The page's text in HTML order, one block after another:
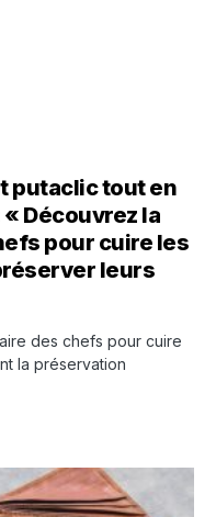
putaclic tout en
Découvrez la
pour cuire les
leurs
des chefs pour cuire
la préservation